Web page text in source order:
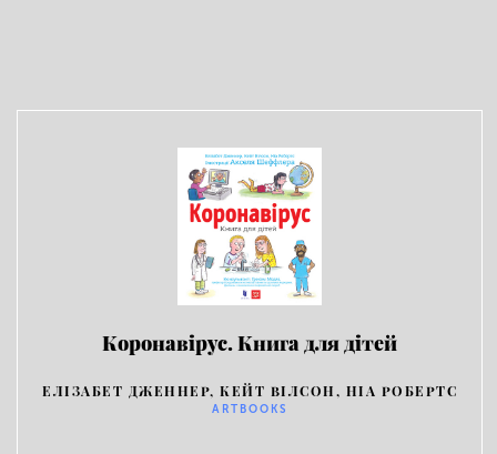
Коронавірус. Книга для дітей
ЕЛІЗАБЕТ ДЖЕННЕР, КЕЙТ ВІЛСОН, НІА РОБЕРТС
ARTBOOKS